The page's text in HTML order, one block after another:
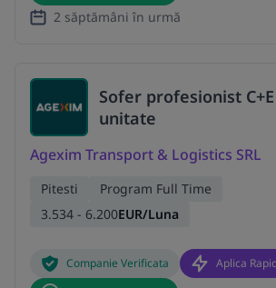
2 săptămâni în urmă
Sofer profesionist
unitate
Agexim Transport & Logistics SRL
Pitesti
Program Full Time
3.534 - 6.200EUR/Luna
Companie Verificata
Aplica